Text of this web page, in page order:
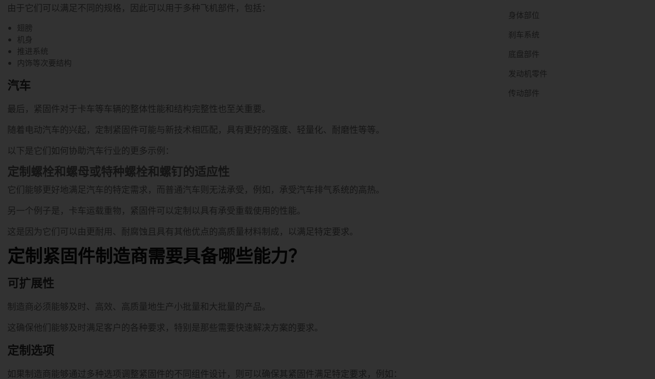
由于它们可以满足不同的规格，因此可以用于多种飞机部件，包括：
翅膀
机身
推进系统
内饰等次要结构
汽车
最后，紧固件对于卡车等车辆的整体性能和结构完整性也至关重要。
随着电动汽车的兴起，定制紧固件可能与新技术相匹配，具有更好的强度、轻量化、耐磨性等等。
以下是它们如何协助汽车行业的更多示例：
定制螺栓和螺母或特种螺栓和螺钉的适应性
它们能够更好地满足汽车的特定需求，而普通汽车则无法承受，例如，承受汽车排气系统的高热。
另一个例子是，卡车运载重物，紧固件可以定制以具有承受重载使用的性能。
这是因为它们可以由更耐用、耐腐蚀且具有其他优点的高质量材料制成，以满足特定要求。
定制紧固件制造商需要具备哪些能力？
可扩展性
制造商必须能够及时、高效、高质量地生产小批量和大批量的产品。
这确保他们能够及时满足客户的各种要求，特别是那些需要快速解决方案的要求。
定制选项
如果制造商能够通过多种选项调整紧固件的不同组件设计，则可以确保其紧固件满足特定要求，例如：
身体部位
刹车系统
底盘部件
发动机零件
传动部件